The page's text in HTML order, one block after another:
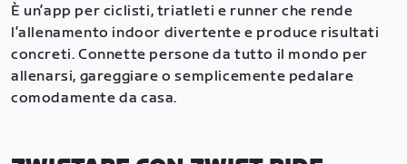
È un’app per ciclisti, triatleti e runner che rende
l’allenamento indoor divertente e produce risultati
concreti. Connette persone da tutto il mondo per
allenarsi, gareggiare o semplicemente pedalare
comodamente da casa.